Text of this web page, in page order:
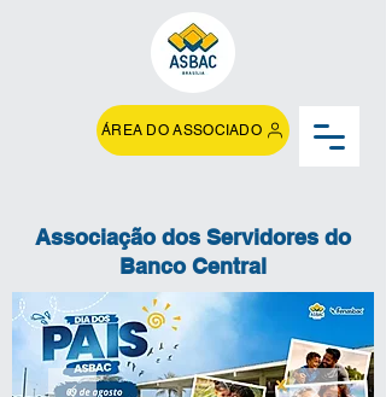
ÁREA DO ASSOCIADO
Associação dos Servidores do
Banco Central